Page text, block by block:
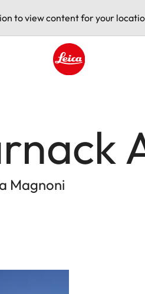
to view content for your
Magnoni